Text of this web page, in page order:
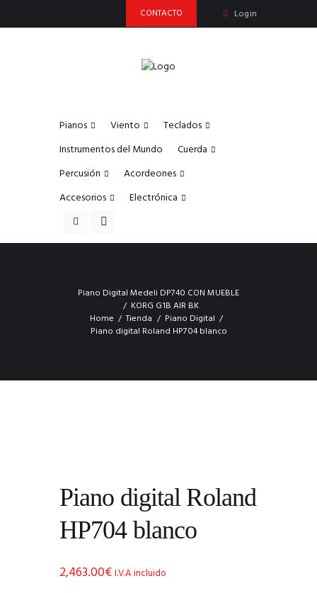
CONTACTO Login
Pianos Viento
Teclados
Instrumentos del Mundo
Cuerda
Percusión
Acordeones
Accesorios
Electrónica
Piano Digital Medeli DP740 CON MUEBLE
KORG G1B AIR BK
Home
Tienda
Piano Digital
Piano digital Roland HP704 blanco
Piano digital Roland
HP704 blanco
2,463.00€I.V.A incluido